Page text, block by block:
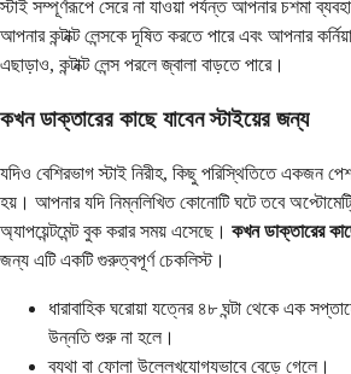
স্টাই সম্পূর্ণরূপে সেরে না যাওয়া পর্যন্ত আপনার চশমা
আপনার কন্টাক্ট লেন্সকে দূষিত করতে পারে এবং আপনার
এছাড়াও, কন্টাক্ট লেন্স পরলে জ্বালা বাড়তে পারে।
কখন ডাক্তারের কাছে যাবেন স্টাইয়ের জন্য
যদিও বেশিরভাগ স্টাই নিরীহ, কিছু পরিস্থিতিতে একজন
হয়। আপনার যদি নিম্নলিখিত কোনোটি ঘটে তবে
অ্যাপয়েন্টমেন্ট বুক করার সময় এসেছে। কখন ডাক্তারের
জন্য এটি একটি গুরুত্বপূর্ণ চেকলিস্ট।
ধারাবাহিক ঘরোয়া যত্নের ৪৮ ঘন্টা থেকে এক
উন্নতি শুরু না হলে।
ব্যথা বা ফোলা উল্লেখযোগ্যভাবে বেড়ে গেলে।